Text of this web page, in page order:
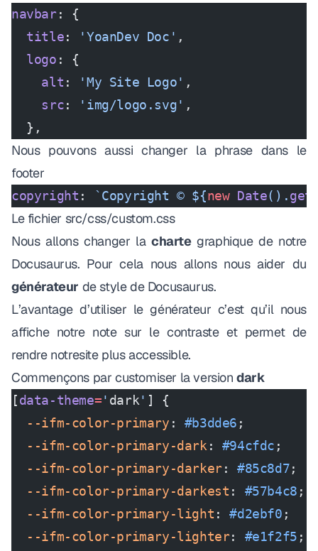
navbar: {
  title
: 'YoanDev Doc' ,
  logo
: {
    alt
: 'My Site Logo' ,
    src
: 'img/logo.svg' ,
  },
Nous pouvons aussi changer la phrase dans le
footer
copyright : `Copyright © ${new Date().
Le fichier src/css/custom.css
Nous allons changer la chartegraphique de notre
Docusaurus. Pour cela nous allons nous aider du
générateur de style de Docusaurus.
L’avantage d’utiliser le générateur c’est qu’il nous
affiche notre notesur le contraste et permet de
rendre notresite plus accessible.
Commençons par customiser la versiondark
[data-theme=' dark' ] {
  --ifm-color-primary
: #b3dde6 ;
  --ifm-color-primary-dark
: #94cfdc ;
  --ifm-color-primary-darker
: #85c8d7;
  --ifm-color-primary-darkest
: #57b4c8 ;
  --ifm-color-primary-light
: #d2ebf0 ;
  --ifm-color-primary-lighter
: #e1f2f5 ;